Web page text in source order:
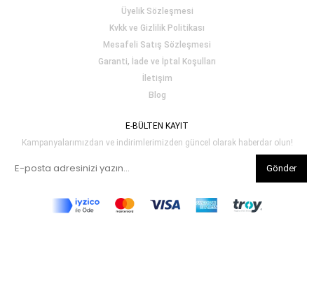
Üyelik Sözleşmesi
Kvkk ve Gizlilik Politikası
Mesafeli Satış Sözleşmesi
Garanti, İade ve İptal Koşulları
İletişim
Blog
E-BÜLTEN KAYIT
Kampanyalarımızdan ve indirimlerimizden güncel olarak haberdar olun!
Gönder